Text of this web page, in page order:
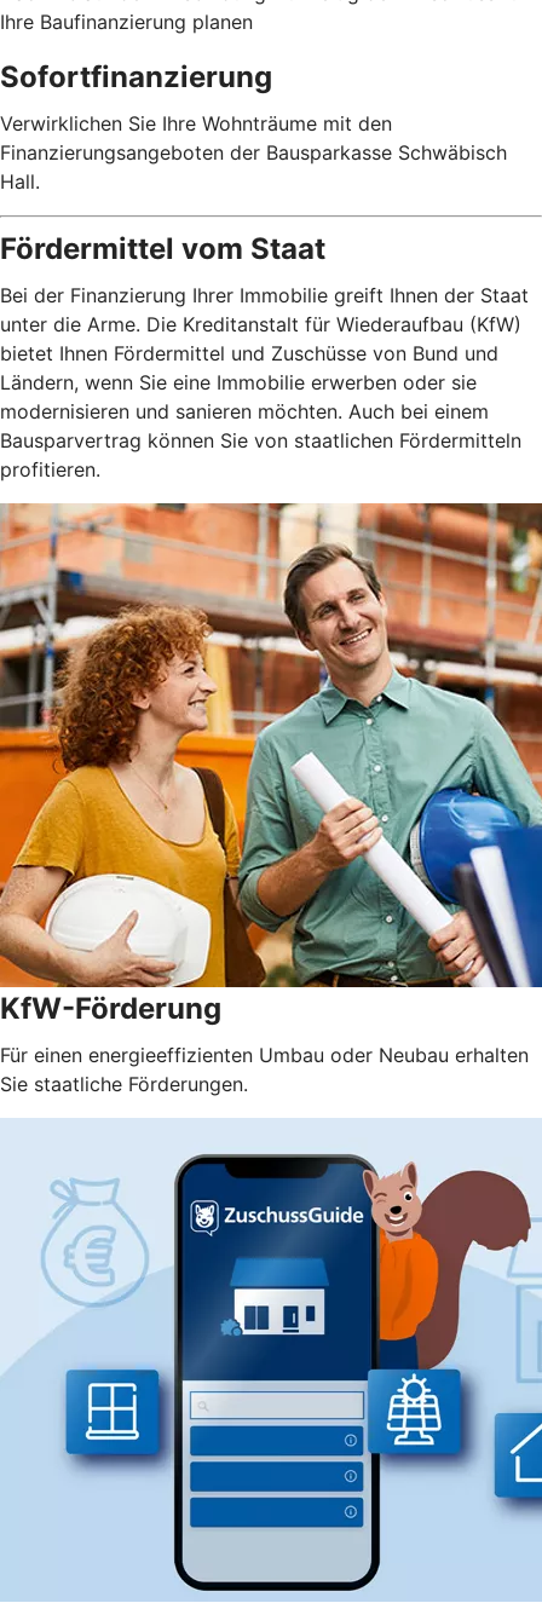
Ihre Baufinanzierung planen
Sofortfinanzierung
Verwirklichen Sie Ihre Wohnträume mit den
Finanzierungsangeboten der Bausparkasse Schwäbisch
Hall.
Fördermittel vom Staat
Bei der Finanzierung Ihrer Immobilie greift Ihnen der Staat
unter die Arme. Die Kreditanstalt für Wiederaufbau (KfW)
bietet Ihnen Fördermittel und Zuschüsse von Bund und
Ländern, wenn Sie eine Immobilie erwerben oder sie
modernisieren und sanieren möchten. Auch bei einem
Bausparvertrag können Sie von staatlichen Fördermitteln
profitieren.
KfW-Förderung
Für einen energieeffizienten Umbau oder Neubau erhalten
Sie staatliche Förderungen.